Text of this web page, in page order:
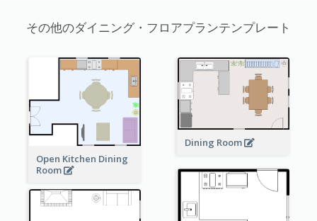
その他のダイニング・フロアプランテンプレート
Open Kitchen Dining
Room
Dining Room